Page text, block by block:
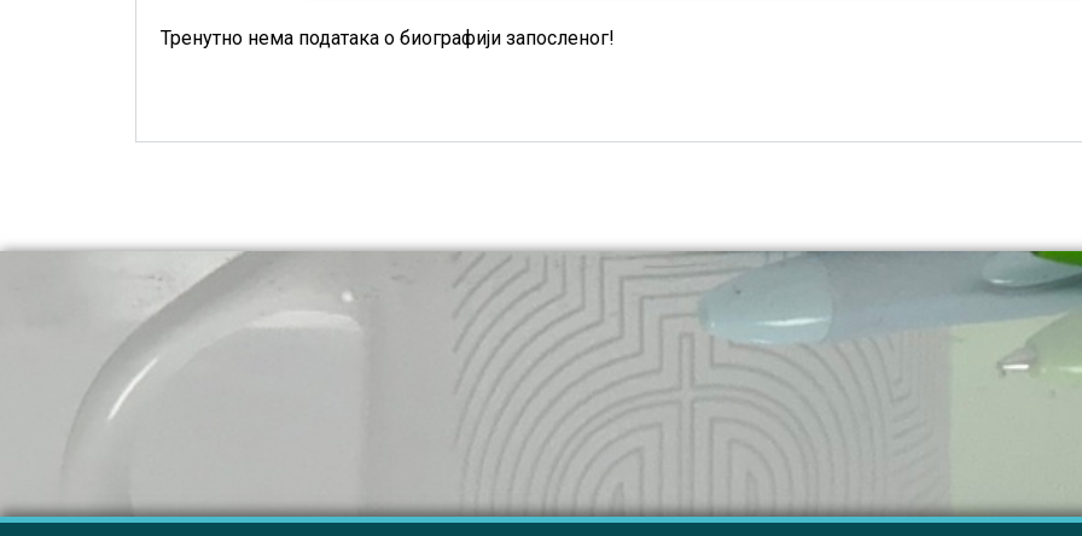
Тренутно нема података о биографији запосленог!